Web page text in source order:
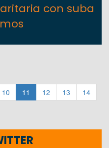
con suba
10 11 12 13
14